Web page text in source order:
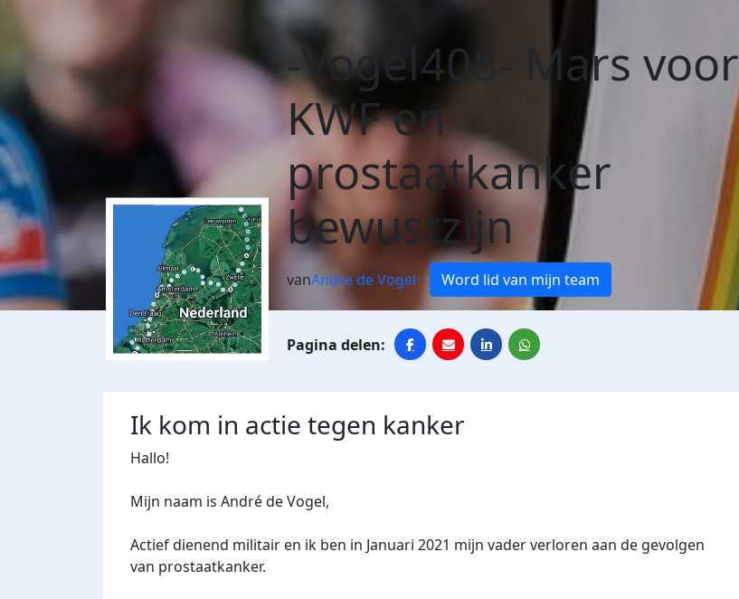
-Vogel408- Mars voor
KWF en
prostaatkanker
bewustzijn
vanAndre de Vogel Word lid van mijn team
Ik kom in actie tegen kanker
Hallo!
Mijn naam is André de Vogel,
Actief dienend militair en ik ben in Januari 2021 mijn vader verloren aan de gevolgen
van prostaatkanker.